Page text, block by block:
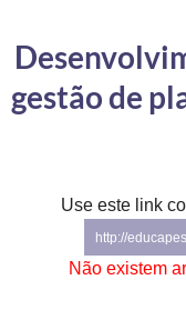
Controladoria-Geral da União
Ministério da Mulher, da
Secretaria de Governo
Gabinete de Segurança
gestão de
Use este link
http://
Não existem